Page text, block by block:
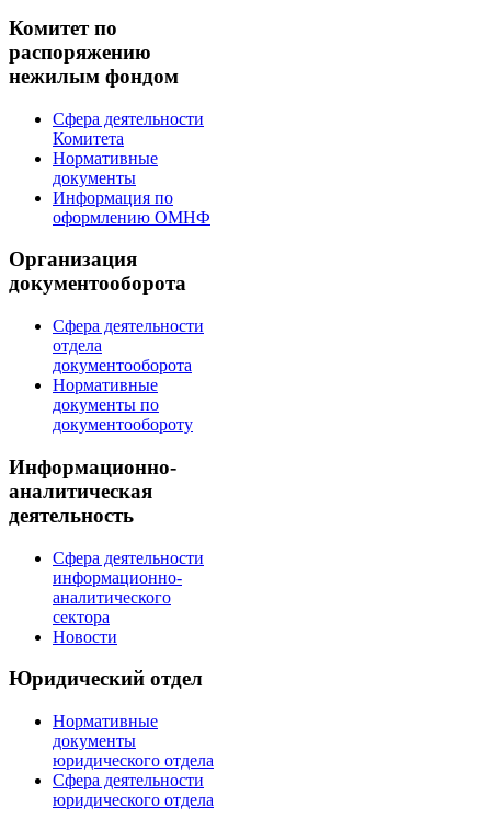
Комитет по
распоряжению
нежилым фондом
Сфера деятельности
Комитета
Нормативные
документы
Информация по
оформлению ОМНФ
Организация
документооборота
Сфера деятельности
отдела
документооборота
Нормативные
документы по
документообороту
Информационно-
аналитическая
деятельность
Сфера деятельности
информационно-
аналитического
сектора
Новости
Юридический отдел
Нормативные
документы
юридического отдела
Сфера деятельности
юридического отдела